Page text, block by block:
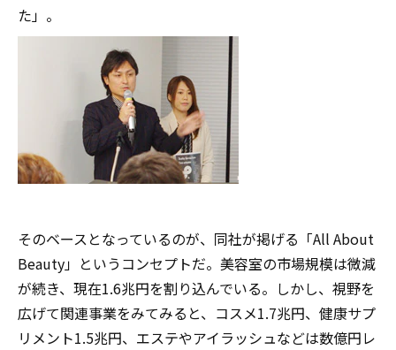
た」。
そのベースとなっているのが、同社が掲げる「All About
Beauty」というコンセプトだ。美容室の市場規模は微減
が続き、現在1.6兆円を割り込んでいる。しかし、視野を
広げて関連事業をみてみると、コスメ1.7兆円、健康サプ
リメント1.5兆円、エステやアイラッシュなどは数億円レ